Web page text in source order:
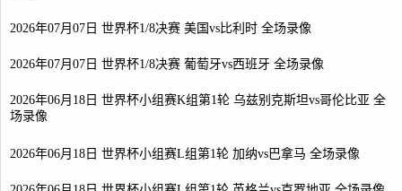
2026年07月07日 世界杯1/8决赛 美国vs比利时 全场录像
2026年07月07日 世界杯1/8决赛 葡萄牙vs西班牙 全场录像
2026年06月18日 世界杯小组赛K组第1轮 乌兹别克斯坦vs哥伦比亚 全
场录像
2026年06月18日 世界杯小组赛L组第1轮 加纳vs巴拿马 全场录像